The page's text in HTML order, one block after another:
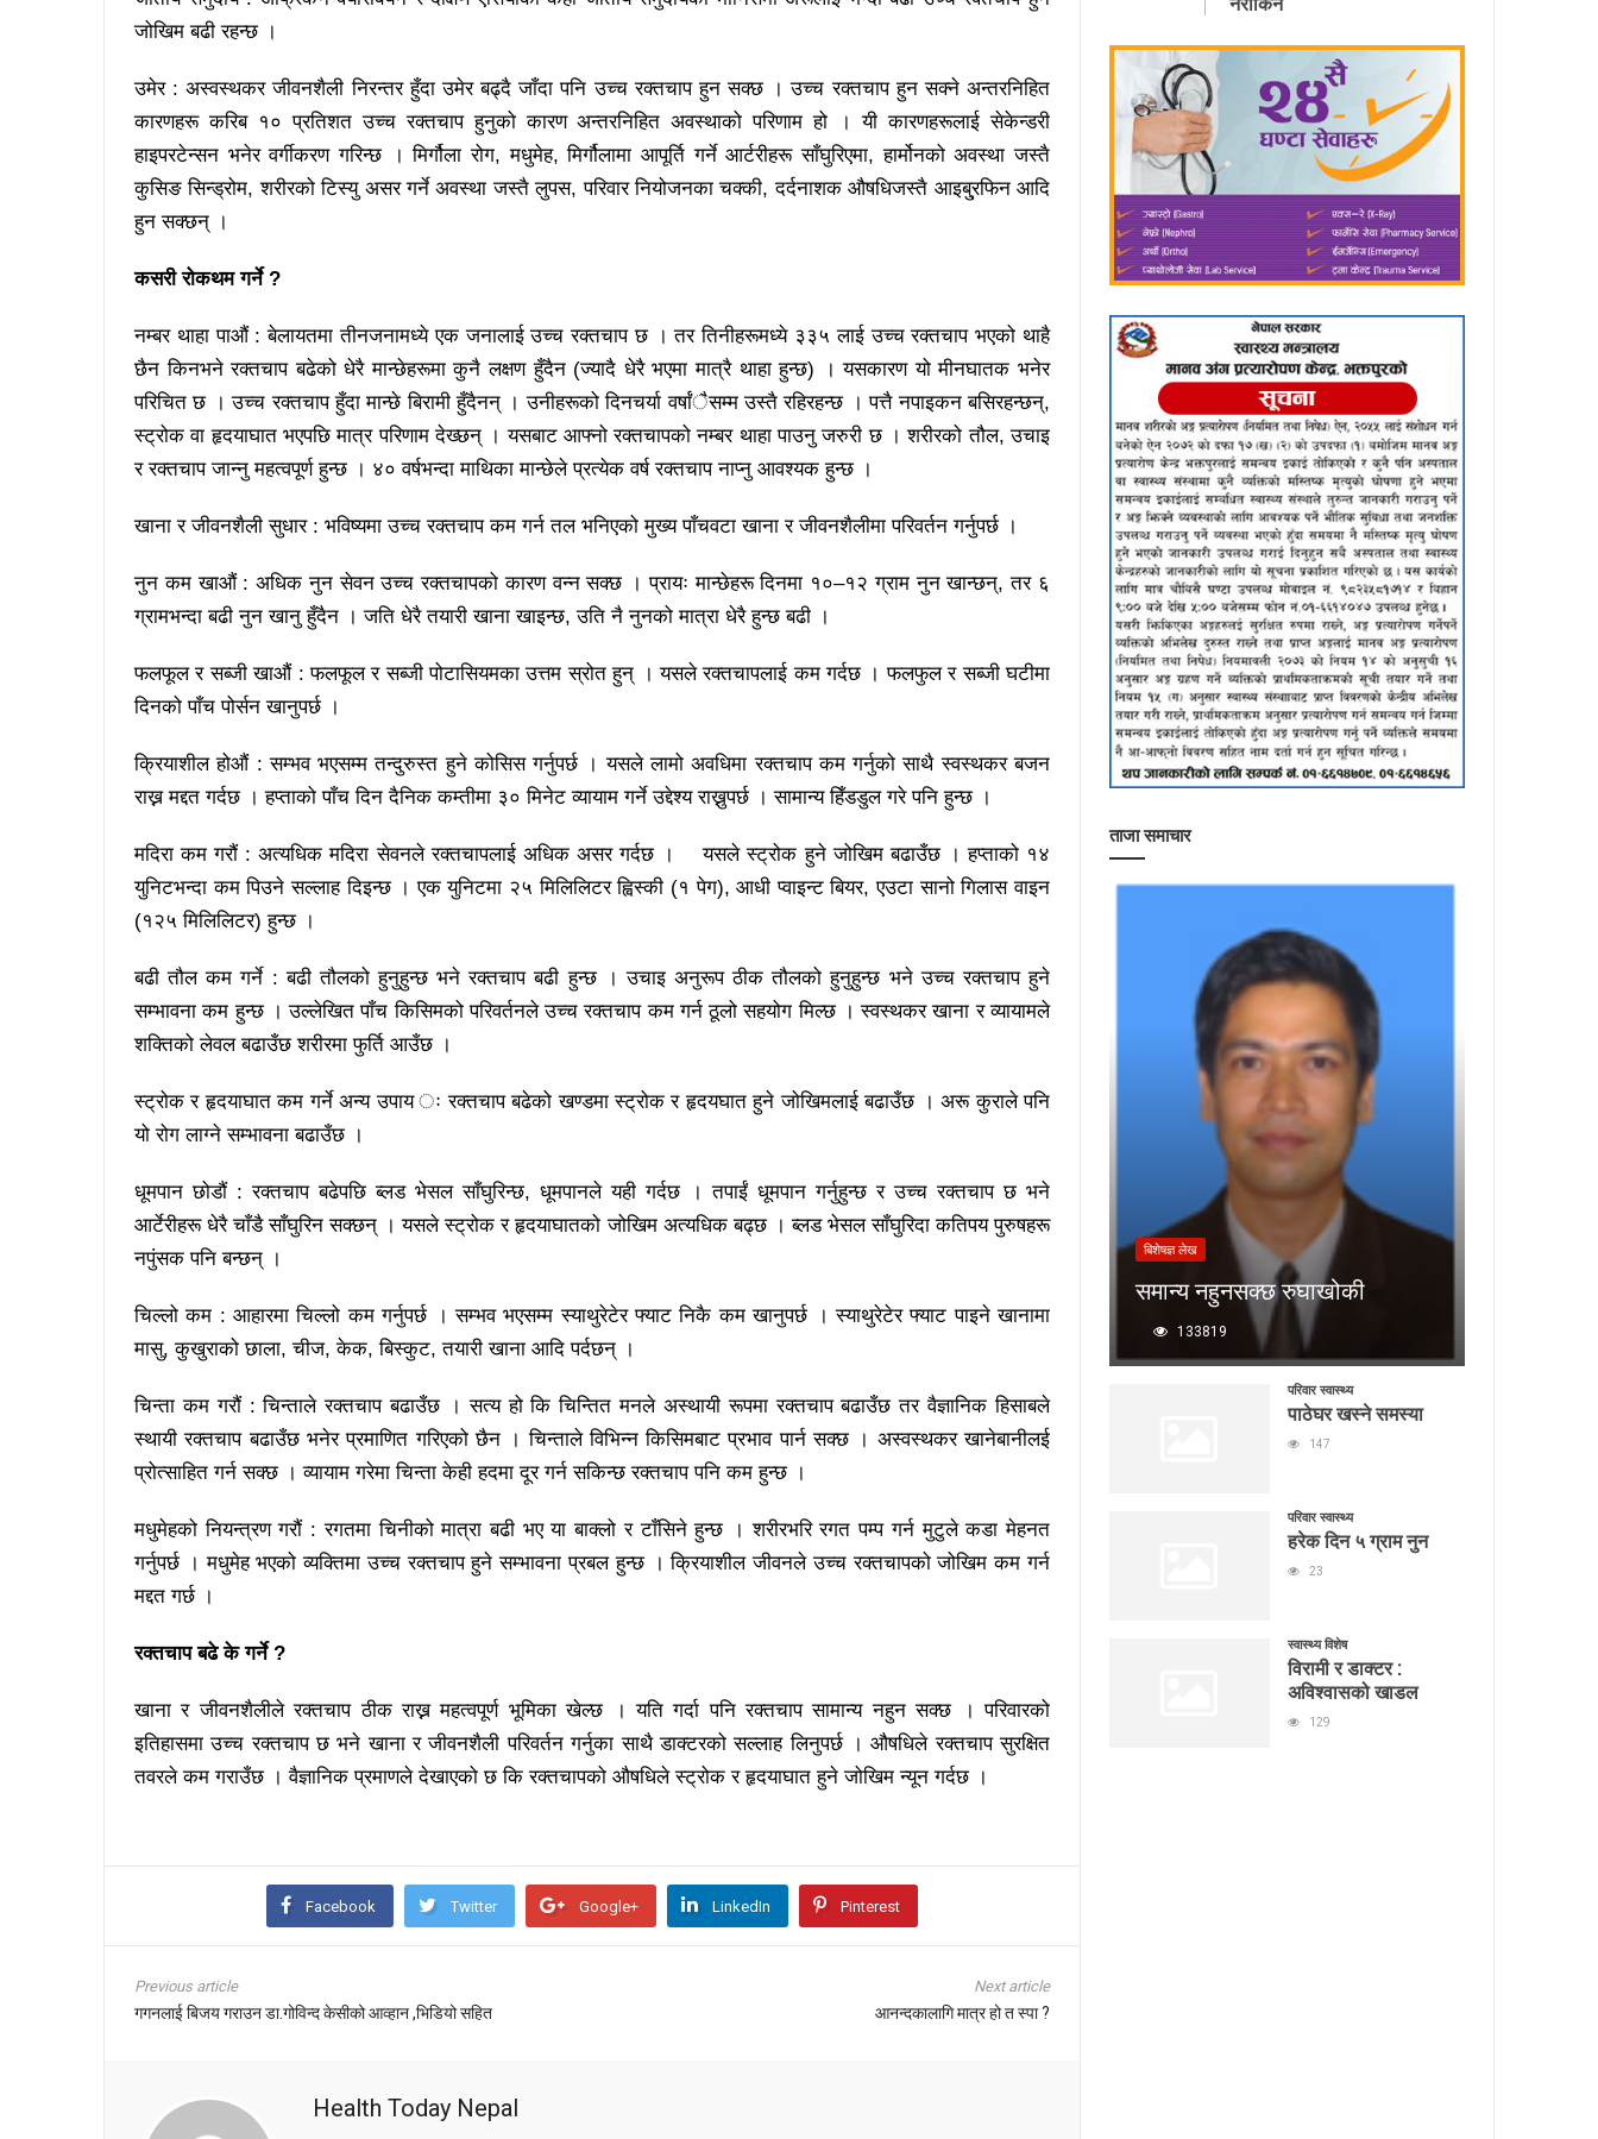
जोखिम बढी रहन्छ ।
उमेर : अस्वस्थकर जीवनशैली निरन्तर हुँदा उमेर बढ्दै जाँदा पनि उच्च रक्तचाप हुन सक्छ । उच्च रक्तचाप हुन सक्ने अन्तरनिहित
कारणहरू करिब १० प्रतिशत उच्च रक्तचाप हुनुको कारण अन्तरनिहित अवस्थाको परिणाम हो । यी कारणहरूलाई सेकेन्डरी
हाइपरटेन्सन भनेर वर्गीकरण गरिन्छ । मिर्गौला रोग, मधुमेह, मिर्गौलामा आपूर्ति गर्ने आर्टरीहरू साँघुरिएमा, हार्मोनको अवस्था जस्तै
कुसिङ सिन्ड्रोम, शरीरको टिस्यु असर गर्ने अवस्था जस्तै लुपस, परिवार नियोजनका चक्की, दर्दनाशक औषधिजस्तै आइबु्रफिन आदि
हुन सक्छन् ।
कसरी रोकथम गर्ने ?
नम्बर थाहा पाऔं : बेलायतमा तीनजनामध्ये एक जनालाई उच्च रक्तचाप छ । तर तिनीहरूमध्ये ३३५ लाई उच्च रक्तचाप भएको थाहै
छैन किनभने रक्तचाप बढेको धेरै मान्छेहरूमा कुनै लक्षण हुँदैन (ज्यादै धेरै भएमा मात्रै थाहा हुन्छ) । यसकारण यो मीनघातक भनेर
परिचित छ । उच्च रक्तचाप हुँदा मान्छे बिरामी हुँदैनन् । उनीहरूको दिनचर्या वर्षांैसम्म उस्तै रहिरहन्छ । पत्तै नपाइकन बसिरहन्छन्,
स्ट्रोक वा हृदयाघात भएपछि मात्र परिणाम देख्छन् । यसबाट आफ्नो रक्तचापको नम्बर थाहा पाउनु जरुरी छ । शरीरको तौल, उचाइ
र रक्तचाप जान्नु महत्वपूर्ण हुन्छ । ४० वर्षभन्दा माथिका मान्छेले प्रत्येक वर्ष रक्तचाप नाप्नु आवश्यक हुन्छ ।
खाना र जीवनशैली सुधार : भविष्यमा उच्च रक्तचाप कम गर्न तल भनिएको मुख्य पाँचवटा खाना र जीवनशैलीमा परिवर्तन गर्नुपर्छ ।
नुन कम खाऔं : अधिक नुन सेवन उच्च रक्तचापको कारण वन्न सक्छ । प्रायः मान्छेहरू दिनमा १०–१२ ग्राम नुन खान्छन्, तर ६
ग्रामभन्दा बढी नुन खानु हुँदैन । जति धेरै तयारी खाना खाइन्छ, उति नै नुनको मात्रा धेरै हुन्छ बढी ।
फलफूल र सब्जी खाऔं : फलफूल र सब्जी पोटासियमका उत्तम स्रोत हुन् । यसले रक्तचापलाई कम गर्दछ । फलफुल र सब्जी घटीमा
दिनको पाँच पोर्सन खानुपर्छ ।
क्रियाशील होऔं : सम्भव भएसम्म तन्दुरुस्त हुने कोसिस गर्नुपर्छ । यसले लामो अवधिमा रक्तचाप कम गर्नुको साथै स्वस्थकर बजन
राख्न मद्दत गर्दछ । हप्ताको पाँच दिन दैनिक कम्तीमा ३० मिनेट व्यायाम गर्ने उद्देश्य राख्नुपर्छ । सामान्य हिँडडुल गरे पनि हुन्छ ।
मदिरा कम गरौं : अत्यधिक मदिरा सेवनले रक्तचापलाई अधिक असर गर्दछ । यसले स्ट्रोक हुने जोखिम बढाउँछ । हप्ताको १४
युनिटभन्दा कम पिउने सल्लाह दिइन्छ । एक युनिटमा २५ मिलिलिटर ह्विस्की (१ पेग), आधी प्वाइन्ट बियर, एउटा सानो गिलास वाइन
(१२५ मिलिलिटर) हुन्छ ।
बढी तौल कम गर्ने : बढी तौलको हुनुहुन्छ भने रक्तचाप बढी हुन्छ । उचाइ अनुरूप ठीक तौलको हुनुहुन्छ भने उच्च रक्तचाप हुने
सम्भावना कम हुन्छ । उल्लेखित पाँच किसिमको परिवर्तनले उच्च रक्तचाप कम गर्न ठूलो सहयोग मिल्छ । स्वस्थकर खाना र व्यायामले
शक्तिको लेवल बढाउँछ शरीरमा फुर्ति आउँछ ।
स्ट्रोक र हृदयाघात कम गर्ने अन्य उपाय ः रक्तचाप बढेको खण्डमा स्ट्रोक र हृदयघात हुने जोखिमलाई बढाउँछ । अरू कुराले पनि
यो रोग लाग्ने सम्भावना बढाउँछ ।
धूमपान छोडौं : रक्तचाप बढेपछि ब्लड भेसल साँघुरिन्छ, धूमपानले यही गर्दछ । तपाईं धूमपान गर्नुहुन्छ र उच्च रक्तचाप छ भने
आर्टेरीहरू धेरै चाँडै साँघुरिन सक्छन् । यसले स्ट्रोक र हृदयाघातको जोखिम अत्यधिक बढ्छ । ब्लड भेसल साँघुरिदा कतिपय पुरुषहरू
नपुंसक पनि बन्छन् ।
चिल्लो कम : आहारमा चिल्लो कम गर्नुपर्छ । सम्भव भएसम्म स्याथुरेटेर फ्याट निकै कम खानुपर्छ । स्याथुरेटेर फ्याट पाइने खानामा
मासु, कुखुराको छाला, चीज, केक, बिस्कुट, तयारी खाना आदि पर्दछन् ।
चिन्ता कम गरौं : चिन्ताले रक्तचाप बढाउँछ । सत्य हो कि चिन्तित मनले अस्थायी रूपमा रक्तचाप बढाउँछ तर वैज्ञानिक हिसाबले
स्थायी रक्तचाप बढाउँछ भनेर प्रमाणित गरिएको छैन । चिन्ताले विभिन्न किसिमबाट प्रभाव पार्न सक्छ । अस्वस्थकर खानेबानीलई
प्रोत्साहित गर्न सक्छ । व्यायाम गरेमा चिन्ता केही हदमा दूर गर्न सकिन्छ रक्तचाप पनि कम हुन्छ ।
मधुमेहको नियन्त्रण गरौं : रगतमा चिनीको मात्रा बढी भए या बाक्लो र टाँसिने हुन्छ । शरीरभरि रगत पम्प गर्न मुटुले कडा मेहनत
गर्नुपर्छ । मधुमेह भएको व्यक्तिमा उच्च रक्तचाप हुने सम्भावना प्रबल हुन्छ । क्रियाशील जीवनले उच्च रक्तचापको जोखिम कम गर्न
मद्दत गर्छ ।
रक्तचाप बढे के गर्ने ?
खाना र जीवनशैलीले रक्तचाप ठीक राख्न महत्वपूर्ण भूमिका खेल्छ । यति गर्दा पनि रक्तचाप सामान्य नहुन सक्छ । परिवारको
इतिहासमा उच्च रक्तचाप छ भने खाना र जीवनशैली परिवर्तन गर्नुका साथै डाक्टरको सल्लाह लिनुपर्छ । औषधिले रक्तचाप सुरक्षित
तवरले कम गराउँछ । वैज्ञानिक प्रमाणले देखाएको छ कि रक्तचापको औषधिले स्ट्रोक र हृदयाघात हुने जोखिम न्यून गर्दछ ।
Facebook Twitter Google+ LinkedIn Pinterest
Previous article
गगनलाई बिजय गराउन डा.गोविन्द केसीको आव्हान ,भिडियो सहित
Next article
आनन्दकालागि मात्र हो त स्पा ?
Health Today Nepal
ताजा समाचार
बिशेषज्ञ लेख
समान्य नहुनसक्छ रुघाखोकी
133819
परिवार स्वास्थ्य
पाठेघर खस्ने समस्या
147
परिवार स्वास्थ्य
हरेक दिन ५ ग्राम नुन
23
स्वास्थ्य विशेष
विरामी र डाक्टर :
अविश्वासको खाडल
129